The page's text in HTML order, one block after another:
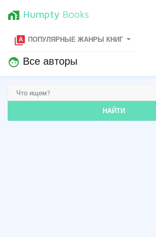
home_work Humpty Books
type_specimen ПОПУЛЯРНЫЕ ЖАНРЫ КНИГ
face Все авторы
НАЙТИ